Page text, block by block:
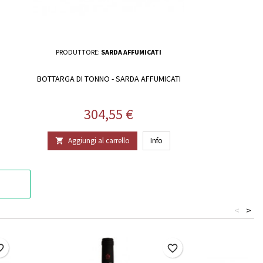
PRODUTTORE: SARDA AFFUMICATI
BOTTARGA DI TONNO - SARDA AFFUMICATI
Prezzo
304,55 €
 Aggiungi al carrello Info
>
<
favorite_border